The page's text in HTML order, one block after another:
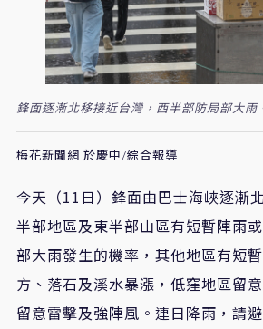
鋒面逐漸北移接近台灣，西半部防局部大
梅花新聞網 於慶中/綜合報導
今天（11日）鋒面由巴士海峽逐漸
半部地區及東半部山區有短暫陣雨
部大雨發生的機率，其他地區有短
方、落石及溪水暴漲，低窪地區留
留意雷擊及強陣風。連日降雨，請